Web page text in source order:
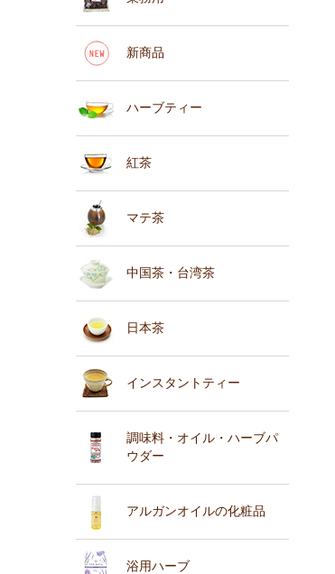
新商品
ハーブティー
紅茶
マテ茶
中国茶・台湾茶
日本茶
インスタントティー
調味料・オイル・ハーブパ
ウダー
アルガンオイルの化粧品
浴用ハーブ